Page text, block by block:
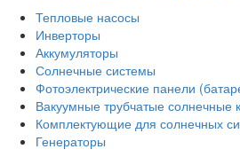
Тепловые насосы
Инверторы
Аккумуляторы
Солнечные системы
Фотоэлектрические панели
Вакуумные трубчатые солнечные
Комплектующие для солнечных
Генераторы